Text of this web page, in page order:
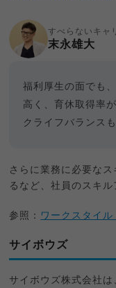
すべらないキャ
末永雄大
福利厚生の面でも
高く、育休取得率
クライフバランス
さらに業務に必要な
るなど、社員のスキル
参照： ワークスタイ
サイボウズ
サイボウズ株式会社